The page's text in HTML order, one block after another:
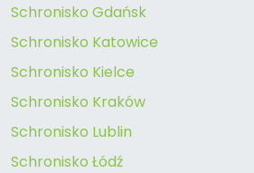
Schronisko Gdańsk
Schronisko Katowice
Schronisko Kielce
Schronisko Kraków
Schronisko Lublin
Schronisko Łódź